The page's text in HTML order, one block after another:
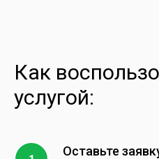
Как
услугой:
Оставьте